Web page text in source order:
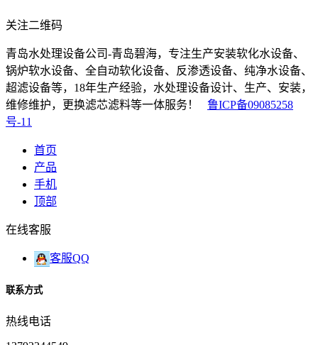
关注二维码
青岛水处理设备公司-青岛碧海，专注生产安装软化水设备、
锅炉软水设备、全自动软化设备、反渗透设备、纯净水设备、
超滤设备等，18年生产经验，水处理设备设计、生产、安装，
维修维护，更换滤芯滤料等一体服务！ 鲁ICP备09085258
号-11
首页
产品
手机
顶部
在线客服
客服QQ
联系方式
热线电话